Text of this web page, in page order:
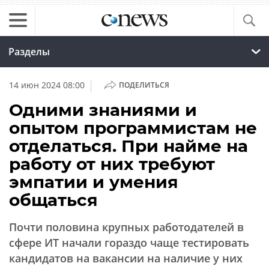
Разделы
14 июн 2024 08:00 | ПОДЕЛИТЬСЯ
Одними знаниями и
опытом программистам не
отделаться. При найме на
работу от них требуют
эмпатии и умения
общаться
Почти половина крупных работодателей в
сфере ИТ начали гораздо чаще тестировать
кандидатов на вакансии на наличие у них